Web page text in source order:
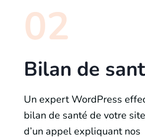
02
Bilan de
Un expert WordPress
bilan de santé de votre
d’un appel expliquant nos